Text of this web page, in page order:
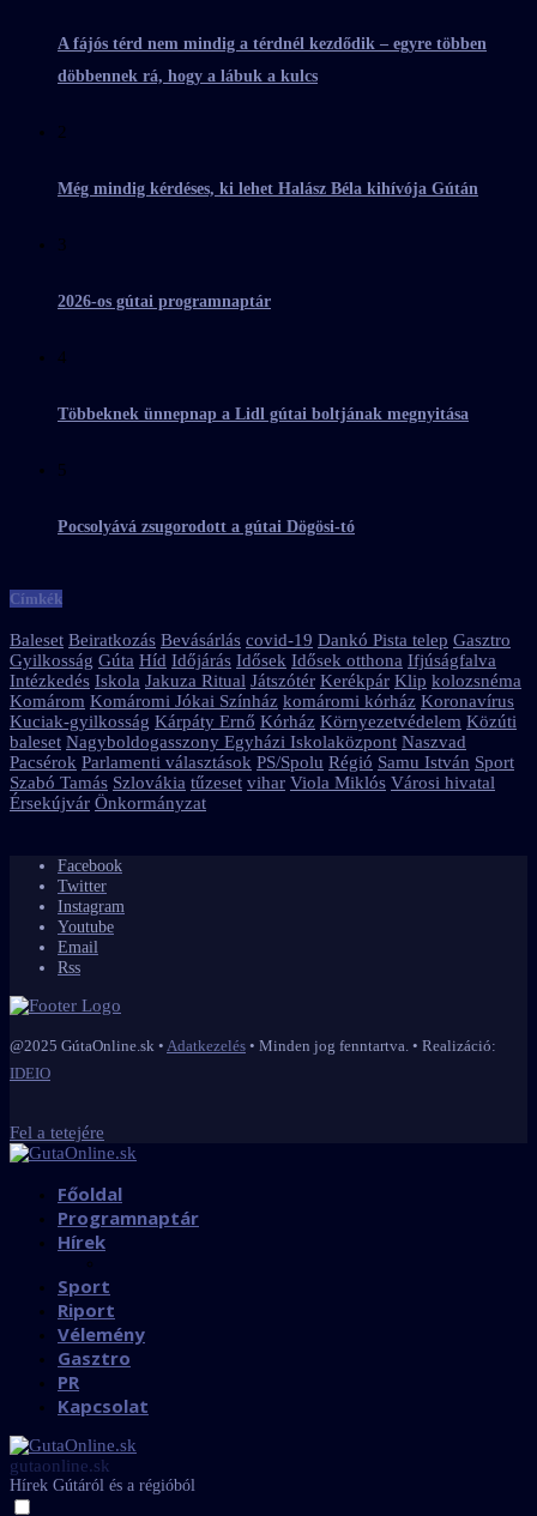
A fájós térd nem mindig a térdnél kezdődik – egyre többen
döbbennek rá, hogy a lábuk a kulcs
2
Még mindig kérdéses, ki lehet Halász Béla kihívója Gútán
3
2026-os gútai programnaptár
4
Többeknek ünnepnap a Lidl gútai boltjának megnyitása
5
Pocsolyává zsugorodott a gútai Dögösi-tó
Címkék
Baleset Beiratkozás Bevásárlás covid-19 Dankó Pista telep Gasztro
Gyilkosság Gúta Híd Időjárás Idősek Idősek otthona Ifjúságfalva
Intézkedés Iskola Jakuza Ritual Játszótér Kerékpár Klip kolozsnéma
Komárom Komáromi Jókai Színház komáromi kórház Koronavírus
Kuciak-gyilkosság Kárpáty Ernő Kórház Környezetvédelem Közúti
baleset Nagyboldogasszony Egyházi Iskolaközpont Naszvad
Pacsérok Parlamenti választások PS/Spolu Régió Samu István Sport
Szabó Tamás Szlovákia tűzeset vihar Viola Miklós Városi hivatal
Érsekújvár Önkormányzat
Facebook
Twitter
Instagram
Youtube
Email
Rss
@2025 GútaOnline.sk • Adatkezelés • Minden jog fenntartva. • Realizáció:
IDEIO
Fel a tetejére
Főoldal
Programnaptár
Hírek
Sport
Riport
Vélemény
Gasztro
PR
Kapcsolat
gutaonline.sk
Hírek Gútáról és a régióból